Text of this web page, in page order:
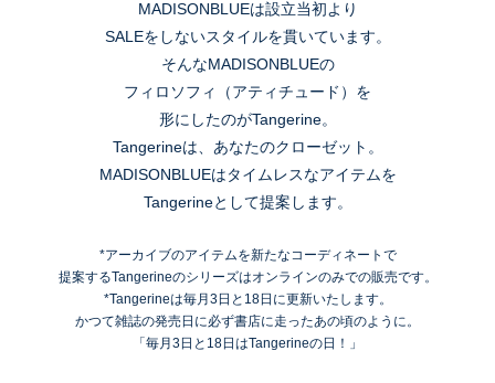
MADISONBLUEは設立当初より
SALEをしないスタイルを貫いています。
そんなMADISONBLUEの
フィロソフィ（アティチュード）を
形にしたのがTangerine。
Tangerineは、あなたのクローゼット。
MADISONBLUEはタイムレスなアイテムを
Tangerineとして提案します。
*アーカイブのアイテムを新たなコーディネートで
提案するTangerineのシリーズはオンラインのみでの販売です。
*Tangerineは毎月3日と18日に更新いたします。
かつて雑誌の発売日に必ず書店に走ったあの頃のように。
「毎月3日と18日はTangerineの日！」